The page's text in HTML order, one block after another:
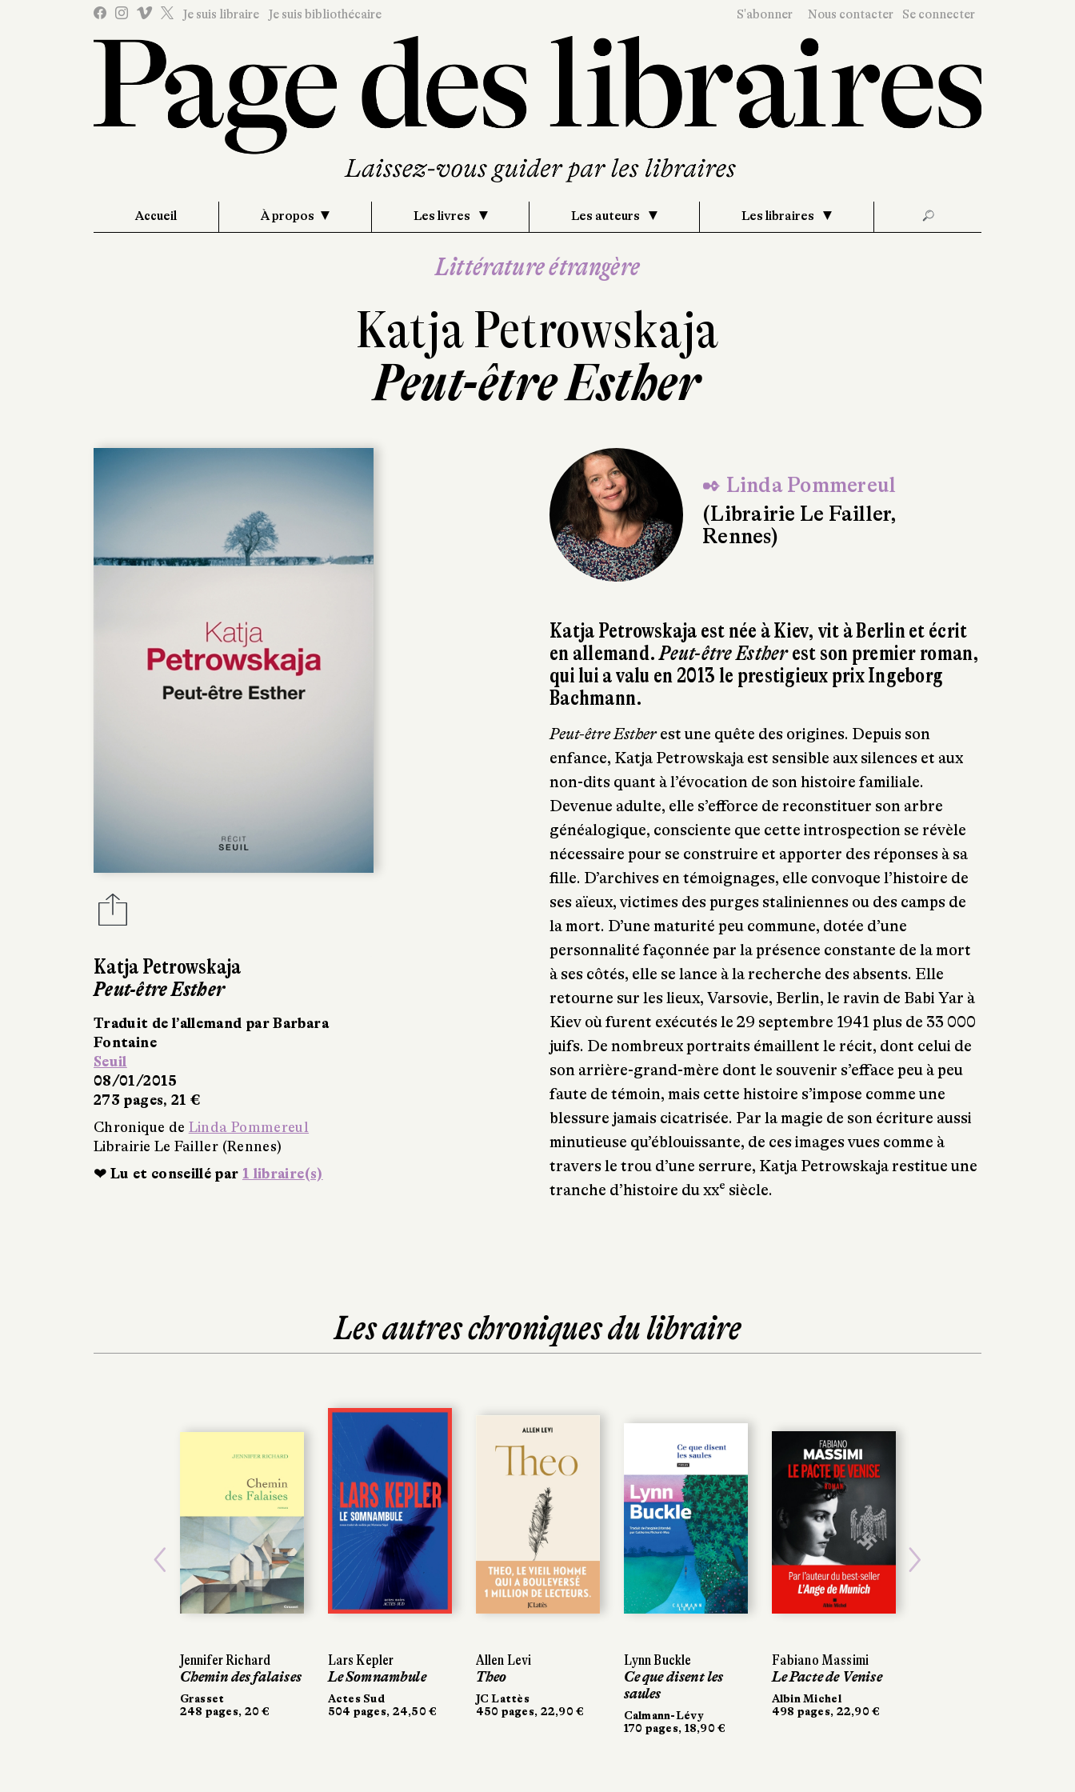
Je suis libraire Je suis bibliothécaire S'abonner Nous contacter Se connecter
Accueil À propos Les livres Les auteurs Les libraires 🔎
Littérature étrangère
Katja Petrowskaja
Peut-être Esther
Katja Petrowskaja
Peut-être Esther
Traduit de l’allemand par Barbara
Fontaine
Seuil
08/01/2015
273 pages, 21 €
Chronique de Linda Pommereul
Librairie Le Failler (Rennes)
❤ Lu et conseillé par 1 libraire(s)
✒ Linda Pommereul
(Librairie Le Failler,
Rennes)
Katja Petrowskaja est née à Kiev, vit à Berlin et écrit
en allemand.Peut-être Estherest son premier roman,
qui lui a valu en 2013 le prestigieux prix Ingeborg
Bachmann.
Peut-être Estherest une quête des origines. Depuis son
enfance, Katja Petrowskaja est sensible aux silences et aux
non-dits quant à l’évocation de son histoire familiale.
Devenue adulte, elle s’efforce de reconstituer son arbre
généalogique, consciente que cette introspection se révèle
nécessaire pour se construire et apporter des réponses à sa
fille. D’archives en témoignages, elle convoque l’histoire de
ses aïeux, victimes des purges staliniennes ou des camps de
la mort. D’une maturité peu commune, dotée d’une
personnalité façonnée par la présence constante de la mort
à ses côtés, elle se lance à la recherche des absents. Elle
retourne sur les lieux, Varsovie, Berlin, le ravin de Babi Yar à
Kiev où furent exécutés le 29 septembre 1941 plus de 33 000
juifs. De nombreux portraits émaillent le récit, dont celui de
son arrière-grand-mère dont le souvenir s’efface peu à peu
faute de témoin, mais cette histoire s’impose comme une
blessure jamais cicatrisée. Par la magie de son écriture aussi
minutieuse qu’éblouissante, de ces images vues comme à
travers le trou d’une serrure, Katja Petrowskaja restitue une
tranche d’histoire du xxe siècle.
Les autres chroniques du libraire
Jennifer Richard
Chemin des falaises
Grasset
248 pages, 20 €
Lars Kepler
Le Somnambule
Actes Sud
504 pages, 24,50 €
Allen Levi
Theo
JC Lattès
450 pages, 22,90 €
Lynn Buckle
Ce que disent les
saules
Calmann-Lévy
170 pages, 18,90 €
Fabiano Massimi
Le Pacte de Venise
Albin Michel
498 pages, 22,90 €
Lars Kepler
Le Somnambule
Actes Sud
504 pages, 24,50 €
Allen Levi
Theo
JC Lattès
450 pages, 22,90 €
Lynn Buckle
Ce que disent les
saules
Calmann-Lévy
170 pages, 18,90 €
Fabiano Massimi
Le Pacte de Venise
Albin Michel
498 pages, 22,90 €
Previous